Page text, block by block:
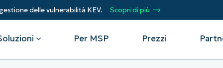
delle vulnerabilità KEV. Scopri di più
Per MSP Prezzi